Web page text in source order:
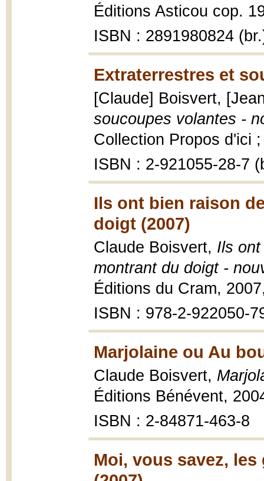
Éditions Asticou cop.
ISBN : 2891980824
Extraterrestres et
[Claude] Boisvert,
soucoupes volantes -
Collection Propos d'ici
ISBN : 2-921055-28-7
Ils ont bien raison
doigt (2007)
Claude Boisvert, Ils
montrant du doigt -
Éditions du Cram,
ISBN : 978-2-922050-
Marjolaine ou Au
Claude Boisvert,
Éditions Bénévent,
ISBN : 2-84871-463-8
Moi, vous savez,